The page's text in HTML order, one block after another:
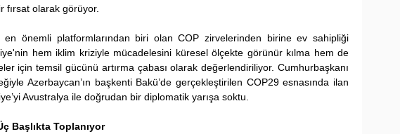
fırsat olarak görüyor.
en önemli platformlarından biri olan COP zirvelerinden birine ev sahipliği
hem iklim kriziyle mücadelesini küresel ölçekte görünür kılma hem de
için temsil gücünü artırma çabası olarak değerlendiriliyor. Cumhurbaşkanı
Azerbaycan’ın başkenti Bakü’de gerçekleştirilen COP29 esnasında ilan
Avustralya ile doğrudan bir diplomatik yarışa soktu.
Başlıkta Toplanıyor